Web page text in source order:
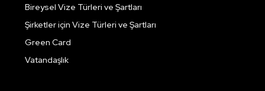
Bireysel Vize Türleri ve Şartları
Şirketler için Vize Türleri ve Şartları
Green Card
Vatandaşlık